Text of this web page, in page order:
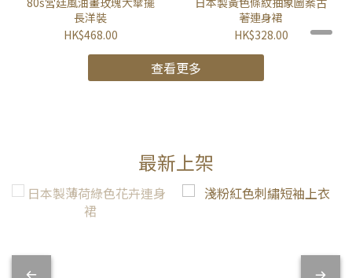
長洋裝
HK$468.00
著連身裙
HK$328.00
查看更多
最新上架